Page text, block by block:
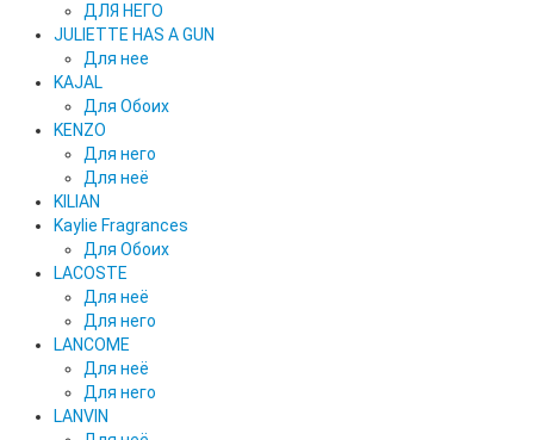
ДЛЯ НЕГО
JULIETTE HAS A GUN
Для нее
KAJAL
Для Обоих
KENZO
Для него
Для неё
KILIAN
Kaylie Fragrances
Для Обоих
LACOSTE
Для неё
Для него
LANCOME
Для неё
Для него
LANVIN